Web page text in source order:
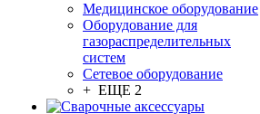
Медицинское оборудование
Оборудование для
газораспределительных
систем
Сетевое оборудование
+ ЕЩЕ 2